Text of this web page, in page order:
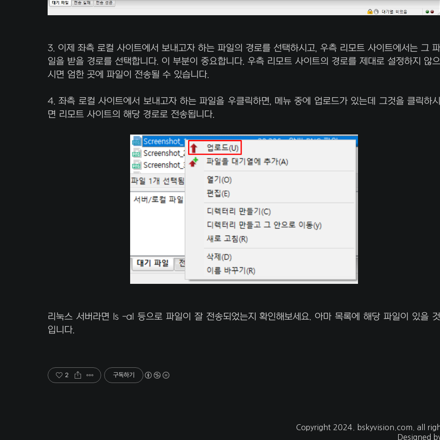
3. 이제 좌측 로컬 사이트에서 보내고자 하는 파일의 경로를 선택하시고, 우측 리모트 사이트에서는 그 파
일을 받을 경로를 선택합니다. 이 부분이 중요합니다. 우측 리모트 사이트의 경로를 제대로 설정하지 않으
시면 엄한 곳에 파일이 전송될 수 있습니다.
4. 좌측 로컬 사이트에서 보내고자 하는 파일을 우클릭하면, 메뉴 중에 업로드가 있는데 그것을 클릭하시
면 리모트 사이트의 해당 경로로 전송됩니다.
리눅스 서버라면 ls -al 등으로 파일이 잘 전송되었는지 확인해보세요. 아마 목록에 해당 파일이 있을 것
입니다.
2 구독하기
Copyright 2024. bskyvision.com . all
Designed